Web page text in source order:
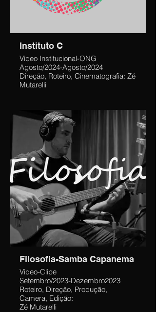
Instituto C
Video Institucional-ONG
Agosto/2024-Agosto/2024
Direção, Roteiro, Cinematografia: Zé
Mutarelli
Filosofia-Samba Capanema
Video-Clipe
Setembro/2023-Dezembro2023
Roteiro, Direção, Produção,
Camera, Edição:
Zé Mutarelli